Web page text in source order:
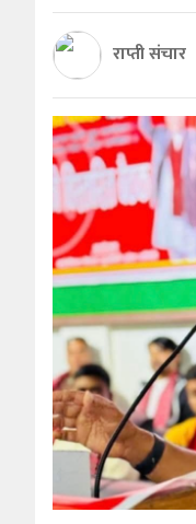
राप्ती संचार